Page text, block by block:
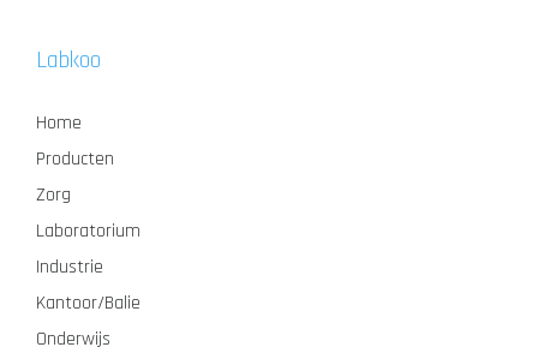
Labkoo
Home
Producten
Zorg
Laboratorium
Industrie
Kantoor/Balie
Onderwijs